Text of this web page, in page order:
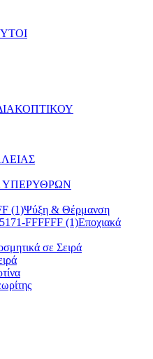
ΥΠΕΡΥΘΡΩΝ
Ψύξη & Θέρμανση
Εποχιακά
σε Σειρά